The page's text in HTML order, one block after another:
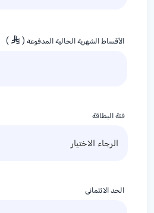
الأقساط الشهرية الحالية المدفوعة ( )
فئة البطاقة
الحد الائتماني